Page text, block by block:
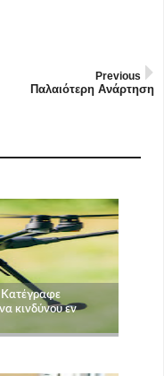
Previous
Παλαιότερη Ανάρτηση